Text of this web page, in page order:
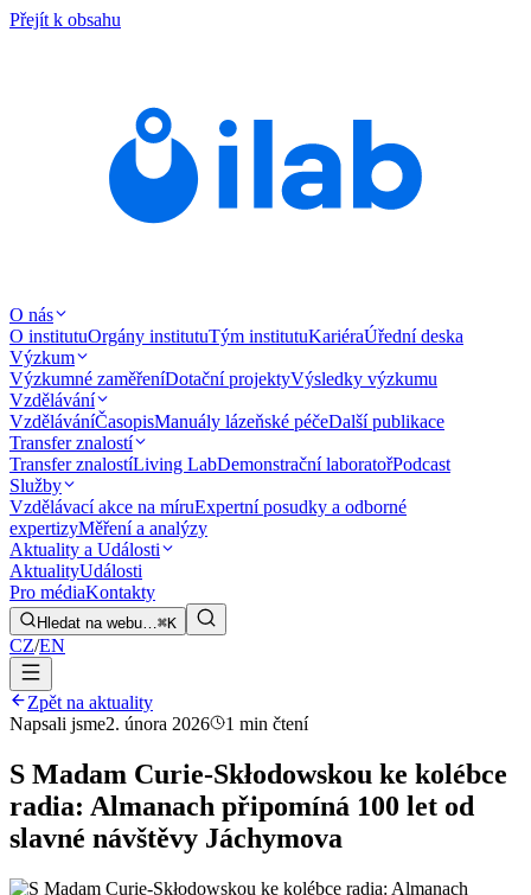
Přejít k obsahu
O nás
O institutuOrgány institutuTým institutuKariéraÚřední deska
Výzkum
Výzkumné zaměřeníDotační projektyVýsledky výzkumu
Vzdělávání
VzděláváníČasopisManuály lázeňské péčeDalší publikace
Transfer znalostí
Transfer znalostíLiving LabDemonstrační laboratořPodcast
Služby
Vzdělávací akce na míruExpertní posudky a odborné
expertizyMěření a analýzy
Aktuality a Události
AktualityUdálosti
Pro médiaKontakty
Hledat na webu…⌘K
CZ/EN
Zpět na aktuality
Napsali jsme2. února 2026 1 min čtení
S Madam Curie-Skłodowskou ke kolébce
radia: Almanach připomíná 100 let od
slavné návštěvy Jáchymova